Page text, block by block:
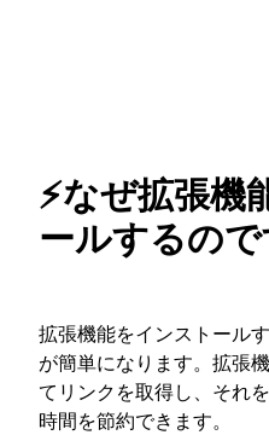
⚡なぜ拡張機
ールするので
拡張機能をインストール
が簡単になります。拡張
てリンクを取得し、それ
時間を節約できます。